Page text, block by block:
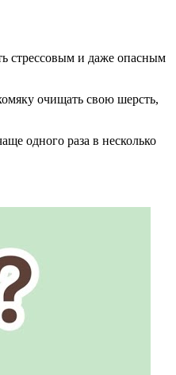
стрессовым и даже опасным
очищать свою шерсть,
одного раза в несколько